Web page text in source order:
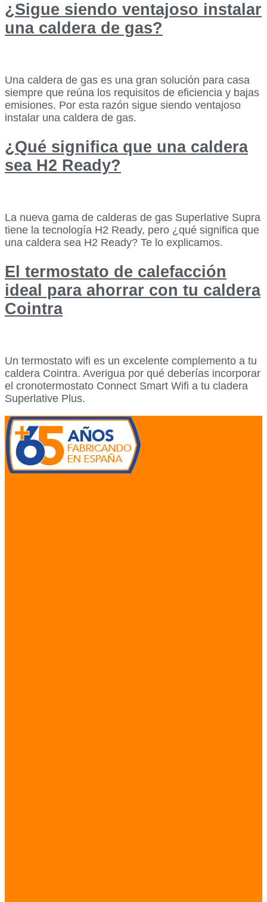
¿Sigue siendo ventajoso instalar
una caldera de gas?
Una caldera de gas es una gran solución para casa
siempre que reúna los requisitos de eficiencia y bajas
emisiones. Por esta razón sigue siendo ventajoso
instalar una caldera de gas.
¿Qué significa que una caldera
sea H2 Ready?
La nueva gama de calderas de gas Superlative Supra
tiene la tecnología H2 Ready, pero ¿qué significa que
una caldera sea H2 Ready? Te lo explicamos.
El termostato de calefacción
ideal para ahorrar con tu caldera
Cointra
Un termostato wifi es un excelente complemento a tu
caldera Cointra. Averigua por qué deberías incorporar
el cronotermostato Connect Smart Wifi a tu cladera
Superlative Plus.